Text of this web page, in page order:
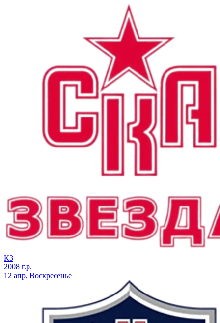
КЗ
2008 г.р.
12 апр, Воскресенье